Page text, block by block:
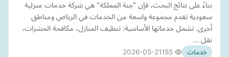
بناءً على نتائج البحث، فإن "جنة المملكة" هي شركة خدمات منزلية
سعودية تقدم مجموعة واسعة من الخدمات في الرياض ومناطق
أخرى. تشمل خدماتها الأساسية: تنظيف المنازل، مكافحة الحشرات،
نقل …
خدمات 2026-05-21